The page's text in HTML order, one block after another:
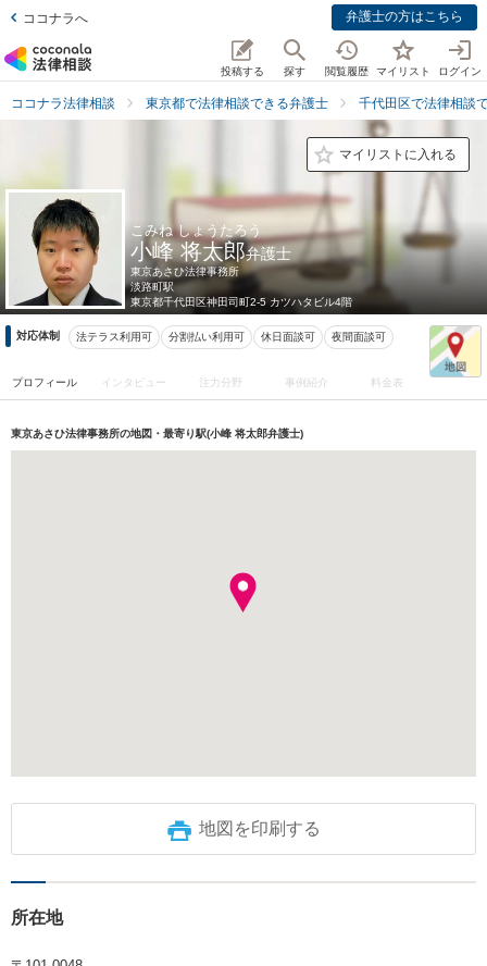
ココナラへ 弁護士の方はこちら
投稿する 探す 閲覧履歴 マイリスト ログイン
ココナラ法律相談 東京都で法律相談できる弁護士 千代田区で法律相談
マイリストに入れる
こみね しょうたろう
小峰 将太郎弁護士
東京あさひ法律事務所
淡路町駅
東京都千代田区神田司町2-5 カツハタビル4階
対応体制 法テラス利用可 分割払い利用可 休日面談可 夜間面談可
プロフィール インタビュー 注力分野 事例紹介 料金表
東京あさひ法律事務所の地図・最寄り駅(小峰 将太郎弁護士)
地図を印刷する
所在地